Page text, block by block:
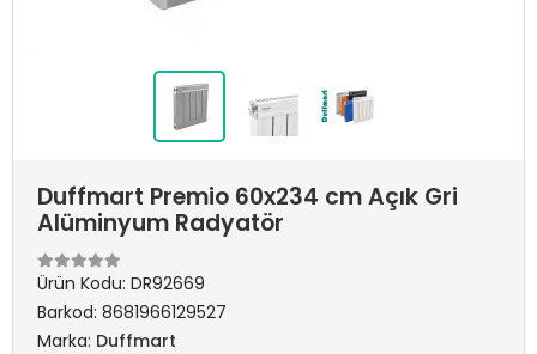
Duffmart Premio 60x234 cm Açık Gri
Alüminyum Radyatör
Ürün Kodu: DR92669
Barkod: 8681966129527
Marka: Duffmart